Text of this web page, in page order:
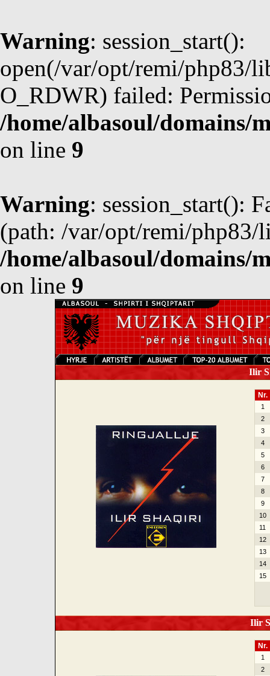
Warning: session_start():
open(/var/opt/remi/php83/
O_RDWR) failed:
/home/albasoul/domains/
on line 9
Warning: session_start():
(path: /var/opt/remi/php83/
/home/albasoul/domains/
on line 9
Ilir
Nr.
1
2
3
4
5
6
7
8
9
10
11
12
13
14
15
Ilir
Nr.
1
2